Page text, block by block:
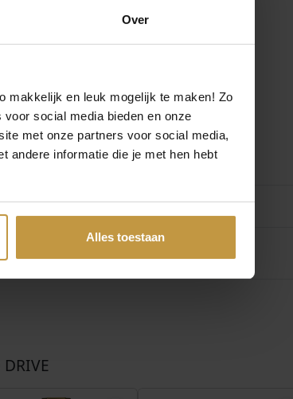
Over
makkelijk en leuk mogelijk te maken! Zo
social media bieden en onze
met onze partners voor social media,
andere informatie die je met hen hebt
Alles toestaan
DRIVE